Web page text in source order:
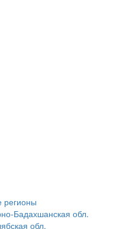
регионы
Бадахшанская обл.
обл.